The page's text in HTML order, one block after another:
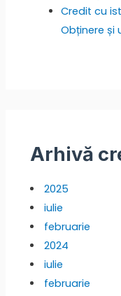
Credit cu
Obținere și
Arhivă
2025
iulie
februarie
2024
iulie
februarie